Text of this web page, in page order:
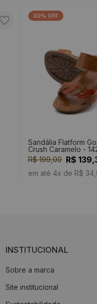
30% OFF
Sandália Flatform
Crush Caramelo -
R$ 199,00 R$
em até 4x de R$
INSTITUCIONAL
Sobre a marca
Site institucional